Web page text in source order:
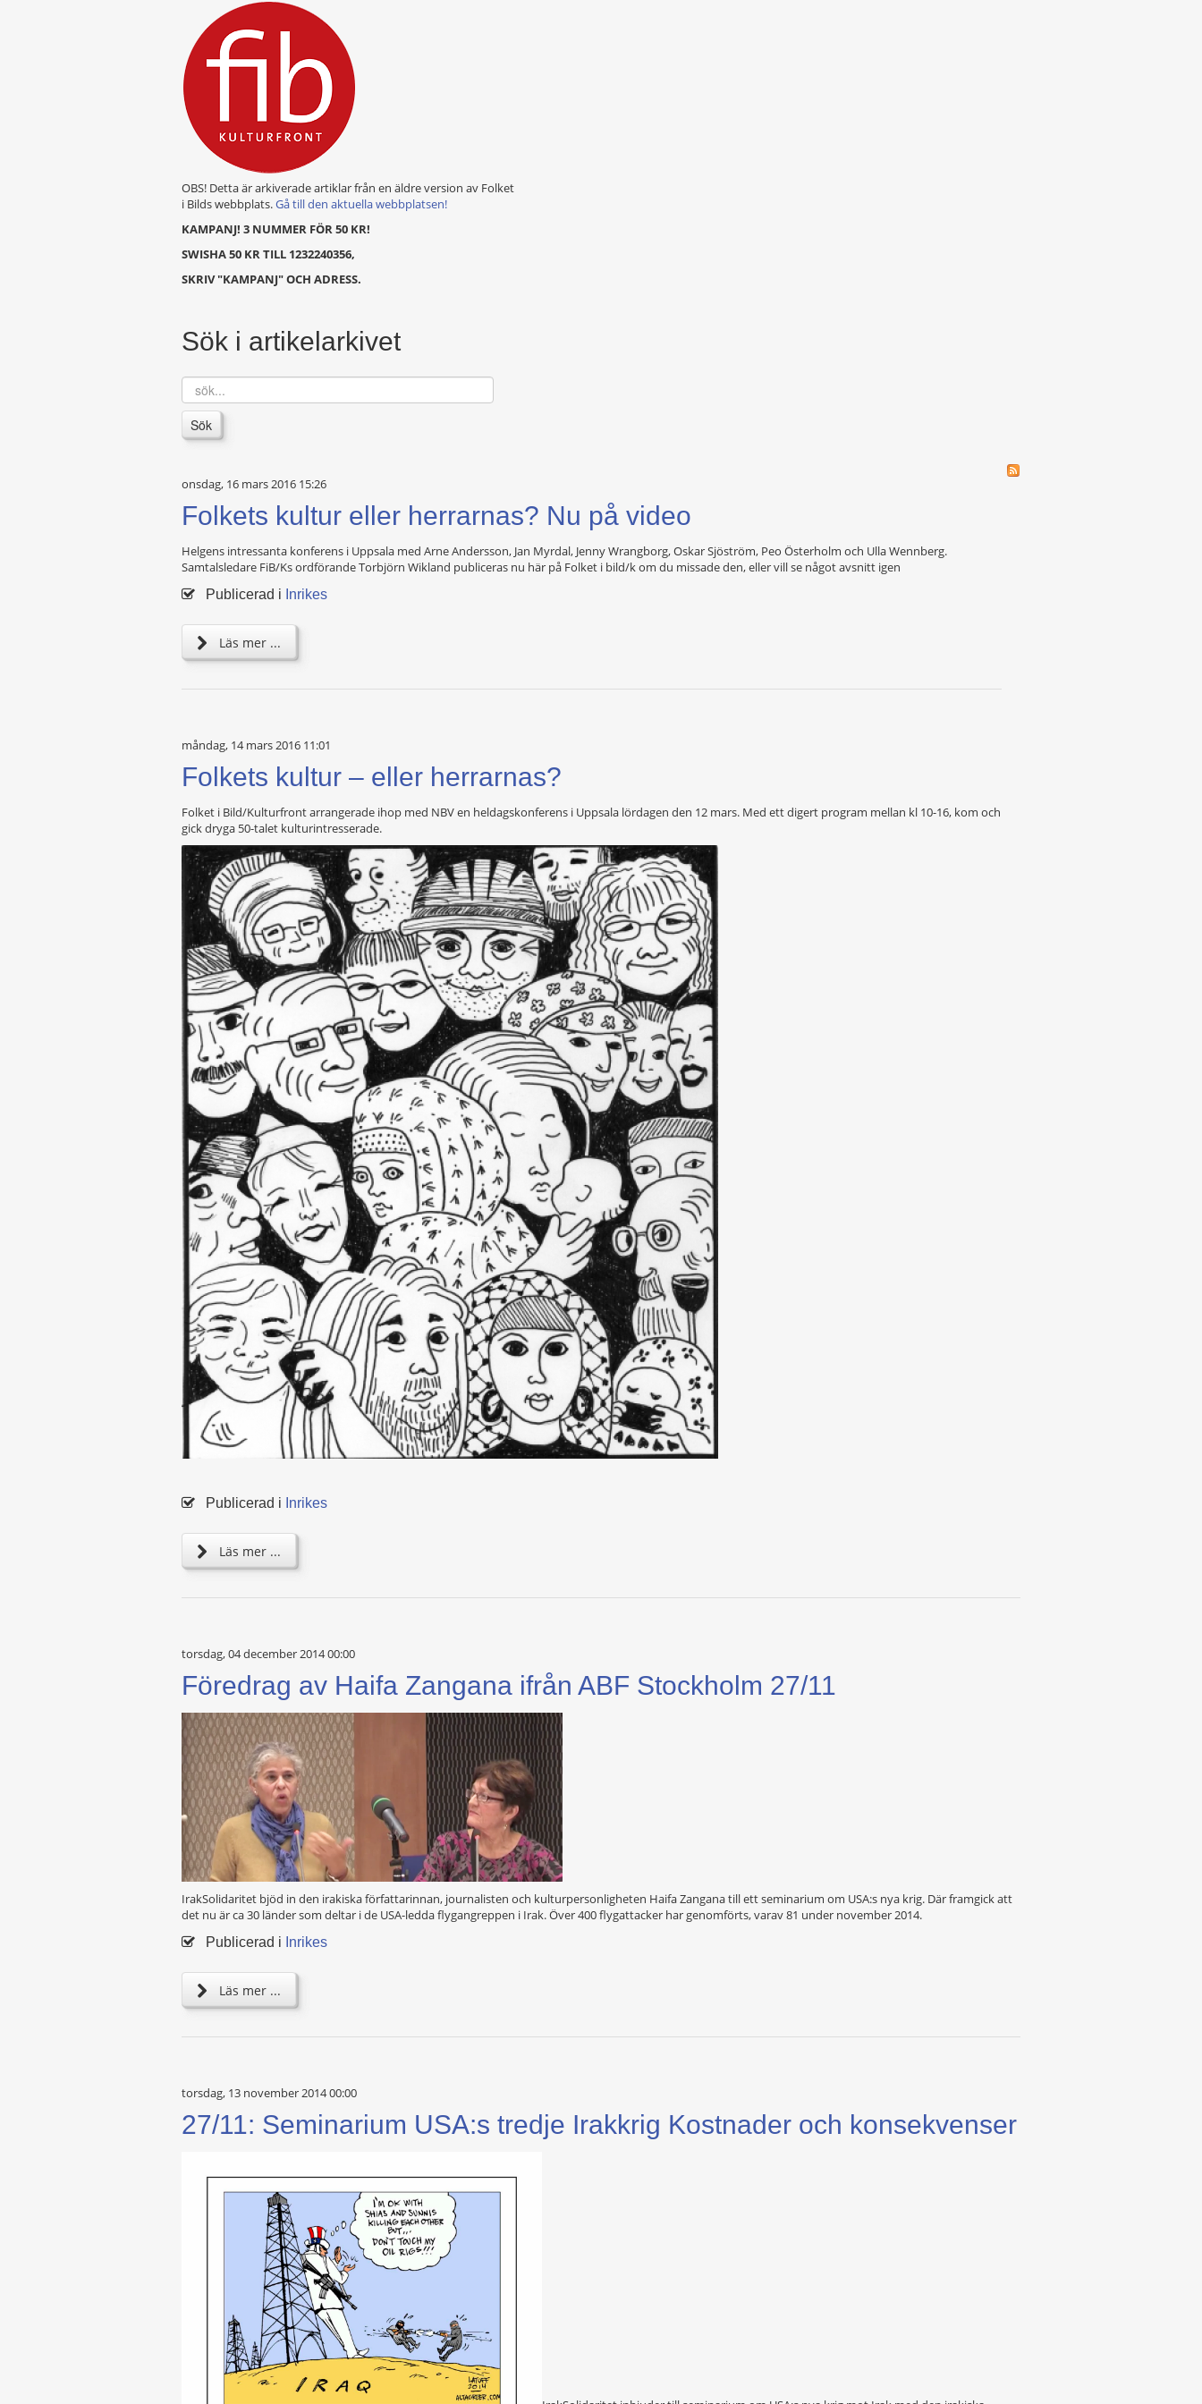
OBS! Detta är arkiverade artiklar från en äldre version av Folket
i Bilds webbplats.Gå till den aktuella webbplatsen!
KAMPANJ! 3 NUMMER FÖR 50 KR!
SWISHA 50 KR TILL 1232240356,
SKRIV "KAMPANJ" OCH ADRESS.
Sök i artikelarkivet
sök...
Sök
onsdag, 16 mars 2016 15:26
Folkets kultur eller herrarnas? Nu på video
Helgens intressanta konferens i Uppsala med Arne Andersson, Jan Myrdal, Jenny Wrangborg, Oskar Sjöström, Peo Österholm och Ulla Wennberg.
Samtalsledare FiB/Ks ordförande Torbjörn Wikland publiceras nu här på Folket i bild/k om du missade den, eller vill se något avsnitt igen
Publicerad i Inrikes
Läs mer ...
måndag, 14 mars 2016 11:01
Folkets kultur – eller herrarnas?
Folket i Bild/Kulturfront arrangerade ihop med NBV en heldagskonferens i Uppsala lördagen den 12 mars. Med ett digert program mellan kl 10-16, kom och
gick dryga 50-talet kulturintresserade.
Publicerad i Inrikes
Läs mer ...
torsdag, 04 december 2014 00:00
Föredrag av Haifa Zangana ifrån ABF Stockholm 27/11
IrakSolidaritet bjöd in den irakiska författarinnan, journalisten och kulturpersonligheten Haifa Zangana till ett seminarium om USA:s nya krig. Där framgick att
det nu är ca 30 länder som deltar i de USA-ledda flygangreppen i Irak. Över 400 flygattacker har genomförts, varav 81 under november 2014.
Publicerad i Inrikes
Läs mer ...
torsdag, 13 november 2014 00:00
27/11: Seminarium USA:s tredje Irakkrig Kostnader och konsekvenser